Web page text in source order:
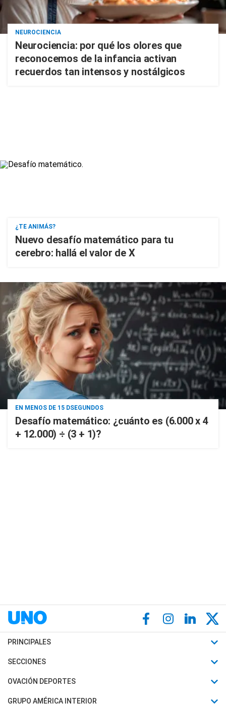
NEUROCIENCIA
Neurociencia: por qué los olores que
reconocemos de la infancia activan
recuerdos tan intensos y nostálgicos
¿TE ANIMÁS?
Nuevo desafío matemático para tu
cerebro: hallá el valor de X
EN MENOS DE 15 DSEGUNDOS
Desafío matemático: ¿cuánto es (6.000 x 4
+ 12.000) ÷ (3 + 1)?
PRINCIPALES
Últimas Noticias
Política
SECCIONES
Horóscopo
Motores
OVACIÓN DEPORTES
Fútbol
GRUPO AMÉRICA INTERIOR